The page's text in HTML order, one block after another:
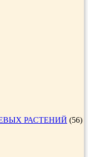
РАСТЕНИЙ (56)